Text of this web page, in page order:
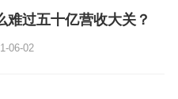
难过五十亿营收大关？
06-02